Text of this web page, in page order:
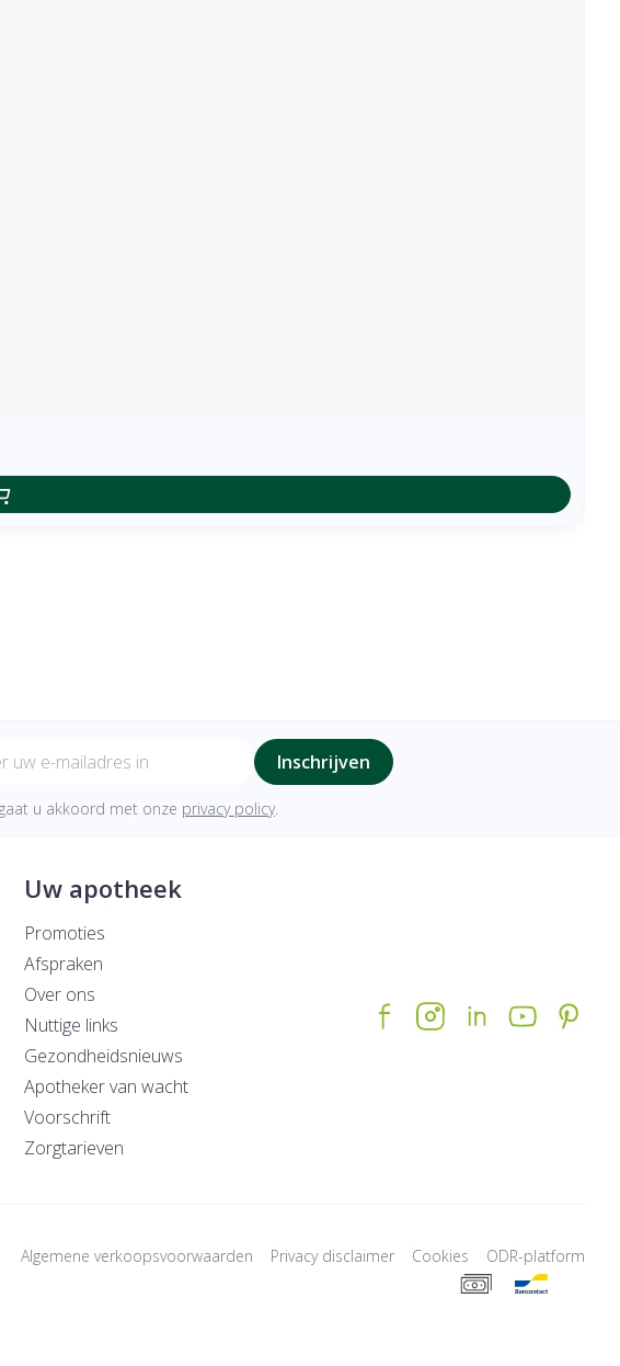
Inschrijven
u akkoord met onze privacy policy.
Uw apotheek
Promoties
Afspraken
Over ons
Nuttige links
Gezondheidsnieuws
Apotheker van wacht
Voorschrift
Zorgtarieven
Algemene verkoopsvoorwaarden Privacy disclaimer Cookies ODR-platform